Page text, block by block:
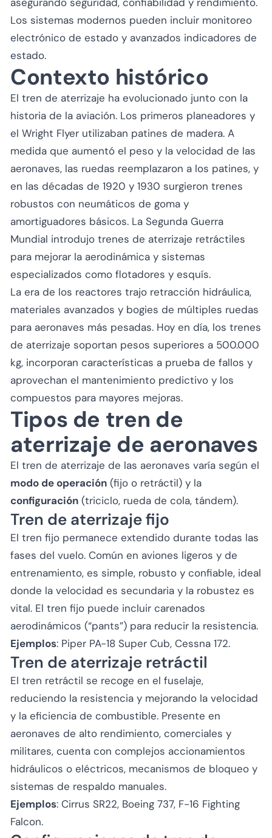
Los sistemas modernos pueden incluir monitoreo
electrónico de estado y avanzados indicadores de
estado.
Contexto histórico
El tren de aterrizaje ha evolucionado junto con la
historia de la aviación. Los primeros planeadores y
el Wright Flyer utilizaban patines de madera. A
medida que aumentó el peso y la velocidad de las
aeronaves, las ruedas reemplazaron a los patines, y
en las décadas de 1920 y 1930 surgieron trenes
robustos con neumáticos de goma y
amortiguadores básicos. La Segunda Guerra
Mundial introdujo trenes de aterrizaje retráctiles
para mejorar la aerodinámica y sistemas
especializados como flotadores y esquís.
La era de los reactores trajo retracción hidráulica,
materiales avanzados y bogies de múltiples ruedas
para aeronaves más pesadas. Hoy en día, los trenes
de aterrizaje soportan pesos superiores a 500.000
kg, incorporan características a prueba de fallos y
aprovechan el mantenimiento predictivo y los
compuestos para mayores mejoras.
Tipos de tren de
aterrizaje de aeronaves
El tren de aterrizaje de las aeronaves varía según el
modo de operación (fijo o retráctil) y la
configuración (triciclo, rueda de cola, tándem).
Tren de aterrizaje fijo
El tren fijo permanece extendido durante todas las
fases del vuelo. Común en aviones ligeros y de
entrenamiento, es simple, robusto y confiable, ideal
donde la velocidad es secundaria y la robustez es
vital. El tren fijo puede incluir carenados
aerodinámicos (“pants”) para reducir la resistencia.
Ejemplos: Piper PA-18 Super Cub, Cessna 172.
Tren de aterrizaje retráctil
El tren retráctil se recoge en el fuselaje,
reduciendo la resistencia y mejorando la velocidad
y la eficiencia de combustible. Presente en
aeronaves de alto rendimiento, comerciales y
militares, cuenta con complejos accionamientos
hidráulicos o eléctricos, mecanismos de bloqueo y
sistemas de respaldo manuales.
Ejemplos: Cirrus SR22, Boeing 737, F-16 Fighting
Falcon.